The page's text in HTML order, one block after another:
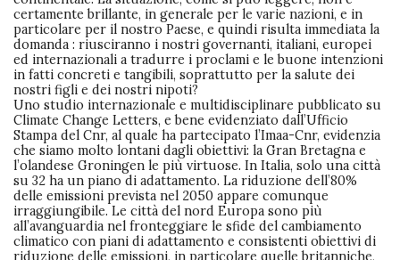
certamente brillante, in generale per le varie nazioni, e in
particolare per il nostro Paese, e quindi risulta immediata la
domanda : riusciranno i nostri governanti, italiani, europei
ed internazionali a tradurre i proclami e le buone intenzioni
in fatti concreti e tangibili, soprattutto per la salute dei
nostri figli e dei nostri nipoti?
Uno studio internazionale e multidisciplinare pubblicato su
Climate Change Letters, e bene evidenziato dall’Ufficio
Stampa del Cnr, al quale ha partecipato l’Imaa-Cnr, evidenzia
che siamo molto lontani dagli obiettivi: la Gran Bretagna e
l’olandese Groningen le più virtuose. In Italia, solo una città
su 32 ha un piano di adattamento. La riduzione dell’80%
delle emissioni prevista nel 2050 appare comunque
irraggiungibile. Le città del nord Europa sono più
all’avanguardia nel fronteggiare le sfide del cambiamento
climatico con piani di adattamento e consistenti obiettivi di
riduzione delle emissioni, in particolare quelle britanniche,